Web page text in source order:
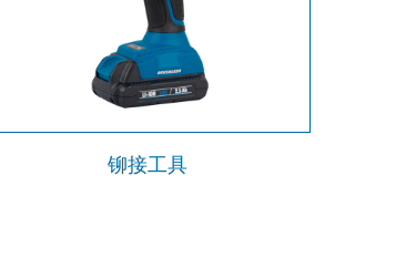
铆接工具